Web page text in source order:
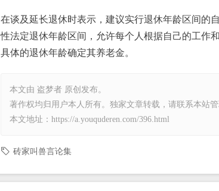
在谈及延长退休时表示，建议实行退休年龄区间的
性法定退休年龄区间，允许每个人根据自己的工作
具体的退休年龄确定其养老金。
本文由 盗梦者 原创发布。
著作权均归用户本人所有。独家文章转载，请联系本站
本文地址： https://a.youquderen.com/396.html
砖家叫兽言论集